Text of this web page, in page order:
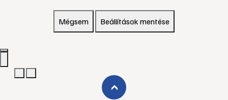
Mégsem Beállítások mentése
›